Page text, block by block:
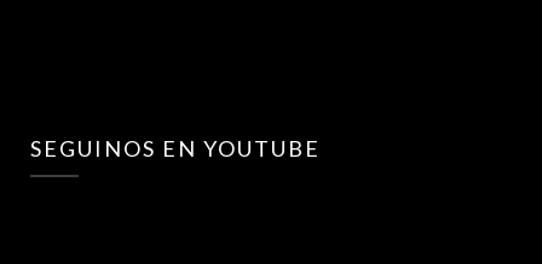
SEGUINOS EN YOUTUBE